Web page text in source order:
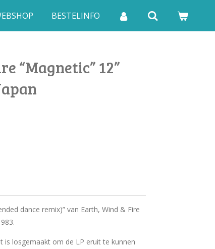
BESTELINFO
“Magnetic” 12”
dance remix)” van Earth, Wind & Fire
is losgemaakt om de LP eruit te kunnen